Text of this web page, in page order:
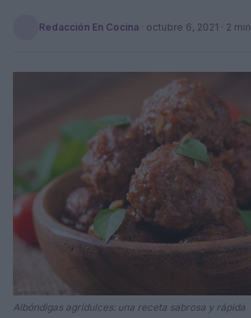
Redacción En Cocina · octubre 6, 2021 · 2 min
Albóndigas agridulces: una receta sabrosa y rápida